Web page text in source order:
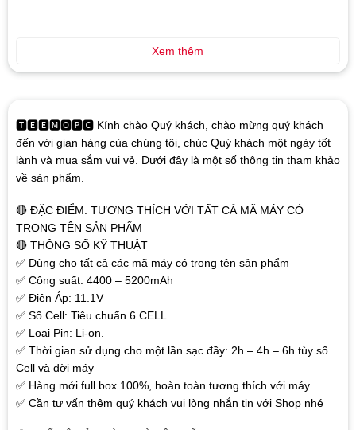
🆃🅴🅴🅼🅾🅿🅲 Kính chào Quý khách, chào mừng quý khách
đến với gian hàng của chúng tôi, chúc Quý khách một ngày tốt
lành và mua sắm vui vẻ. Dưới đây là một số thông tin tham khảo
về sản phẩm.
🔴 ĐẶC ĐIỂM: TƯƠNG THÍCH VỚI TẤT CẢ MÃ MÁY CÓ
TRONG TÊN SẢN PHẨM
🔴 THÔNG SỐ KỸ THUẬT
✅ Dùng cho tất cả các mã máy có trong tên sản phẩm
✅ Công suất: 4400 – 5200mAh
✅ Điện Áp: 11.1V
✅ Số Cell: Tiêu chuẩn 6 CELL
✅ Loại Pin: Li-on.
✅ Thời gian sử dụng cho một lần sạc đầy: 2h – 4h – 6h tùy số
Cell và đời máy
✅ Hàng mới full box 100%, hoàn toàn tương thích với máy
✅ Cần tư vấn thêm quý khách vui lòng nhắn tin với Shop nhé
Xem thêm